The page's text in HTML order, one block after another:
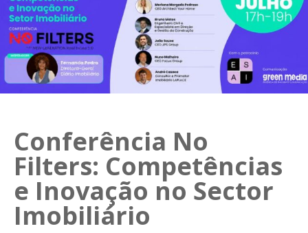
Conferência No
Filters: Competências
e Inovação no Sector
Imobiliário